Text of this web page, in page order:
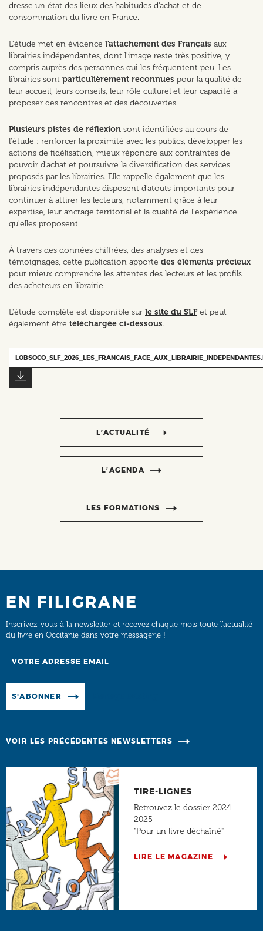
dresse un état des lieux des habitudes d'achat et de
consommation du livre en France.
L'étude met en évidence l'attachement des Français aux
librairies indépendantes, dont l'image reste très positive, y
compris auprès des personnes qui les fréquentent peu. Les
librairies sont particulièrement reconnues pour la qualité de
leur accueil, leurs conseils, leur rôle culturel et leur capacité à
proposer des rencontres et des découvertes.
Plusieurs pistes de réflexion sont identifiées au cours de
l'étude : renforcer la proximité avec les publics, développer les
actions de fidélisation, mieux répondre aux contraintes de
pouvoir d'achat et poursuivre la diversification des services
proposés par les librairies. Elle rappelle également que les
librairies indépendantes disposent d'atouts importants pour
continuer à attirer les lecteurs, notamment grâce à leur
expertise, leur ancrage territorial et la qualité de l'expérience
qu'elles proposent.
À travers des données chiffrées, des analyses et des
témoignages, cette publication apporte des éléments précieux
pour mieux comprendre les attentes des lecteurs et les profils
des acheteurs en librairie.
L'étude complète est disponible sur le site du SLF et peut
également être téléchargée ci-dessous.
L’ACTUALITÉ
L’AGENDA
LES FORMATIONS
EN FILIGRANE
Inscrivez-vous à la newsletter et recevez chaque mois toute l’actualité
du livre en Occitanie dans votre messagerie !
S'ABONNER
VOIR LES PRÉCÉDENTES NEWSLETTERS
TIRE-LIGNES
Retrouvez le dossier 2024-
2025
"Pour un livre déchaîné"
LIRE LE MAGAZINE